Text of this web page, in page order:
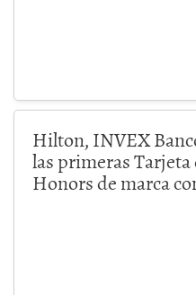
Hilton, INVEX
las primeras
Honors de marca